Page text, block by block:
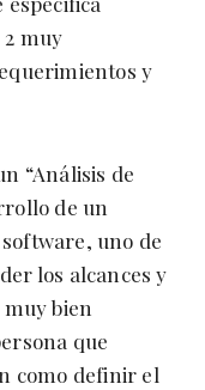
muy
y
“Análisis de
de un
uno de
los alcances y
bien
que
como definir el